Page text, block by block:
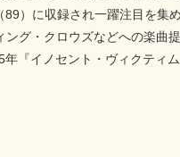
）に収録され一躍注目を集
グ・クロウズなどへの楽曲
『イノセント・ヴィクティ